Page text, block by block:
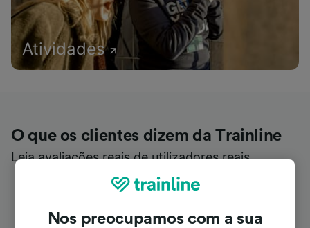
Atividades
O que os clientes dizem da Trainline
Leia avaliações reais de utilizadores reais
Nos preocupamos com a sua